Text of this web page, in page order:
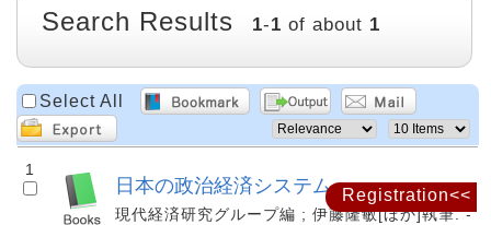
Registration<<
Search Results 1-1 of about 1
Select All
1
日本の政治経済システム
現代経済研究グループ編 ; 伊藤隆敏[ほか]執筆. -